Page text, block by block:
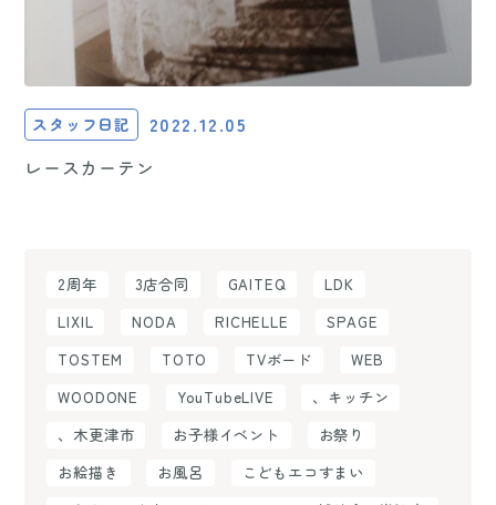
スタッフ日記 2022.12.05
レースカーテン
2周年 3店合同 GAITEQ
LDK
LIXIL
NODA RICHELLE
SPAGE
TOSTEM
TOTO TVボード
WEB
WOODONE
YouTubeLIVE
、キッチン
、木更津市
お子様イベント
お祭り
お絵描き
お風呂
こどもエコすまい